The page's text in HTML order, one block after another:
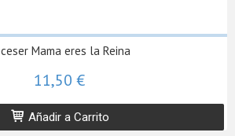
Mama eres la Reina
11,50 €
Añadir a Carrito